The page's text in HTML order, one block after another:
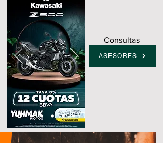
Consultas
ASESORES